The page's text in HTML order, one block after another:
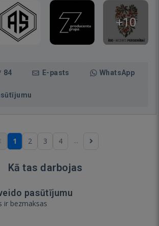
+10
84 E-pasts WhatsApp
1 2 3 4 ...
Kā tas darbojas
pasūtījumu
ir bezmaksas